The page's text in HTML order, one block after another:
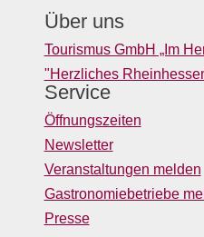
Über uns
Tourismus GmbH „Im
"Herzliches
Service
Öffnungszeiten
Newsletter
Veranstaltungen melden
Gastronomiebetriebe
Presse